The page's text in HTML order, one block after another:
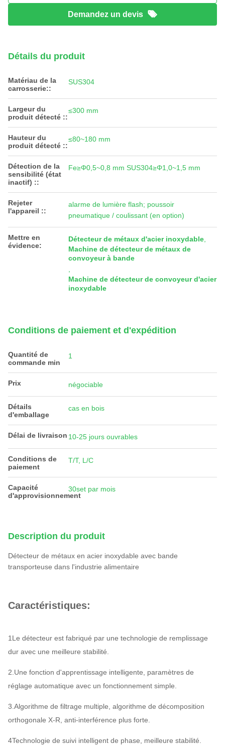
Demandez un devis
Détails du produit
Matériau de la
carrosserie::
SUS304
Largeur du
produit détecté ::
≤300 mm
Hauteur du
produit détecté ::
≤80~180 mm
Détection de la
sensibilité (état
inactif) ::
Fe≥Φ0,5~0,8 mm SUS304≥Φ1,0~1,5 mm
Rejeter
l'appareil ::
alarme de lumière flash; poussoir
pneumatique / coulissant (en option)
Mettre en
évidence:
Détecteur de métaux d'acier inoxydable
Machine de détecteur de métaux de
convoyeur à bande
Machine de détecteur de convoyeur d'acier
inoxydable
Conditions de paiement et d'expédition
Quantité de
commande min
1
Prix négociable
Détails
d'emballage
cas en bois
Délai de livraison 10-25 jours ouvrables
Conditions de
paiement
T/T, L/C
Capacité
d'approvisionnement
30set par mois
Description du produit
Détecteur de métaux en acier inoxydable avec bande
transporteuse dans l'industrie alimentaire
Caractéristiques:
1Le détecteur est fabriqué par une technologie de remplissage
dur avec une meilleure stabilité.
2.Une fonction d'apprentissage intelligente, paramètres de
réglage automatique avec un fonctionnement simple.
3.Algorithme de filtrage multiple, algorithme de décomposition
orthogonale X-R, anti-interférence plus forte.
4Technologie de suivi intelligent de phase, meilleure stabilité.